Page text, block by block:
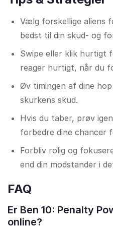
Vælg forskellige aliens
bedst til din skud- og
Swipe eller klik hurtigt
reager hurtigt, når du
Øv timingen af dine
skurkens skud.
Hvis du taber, prøv
forbedre dine chancer
Forbliv rolig og
end din modstander i
FAQ
Er Ben 10: Penalty
online?